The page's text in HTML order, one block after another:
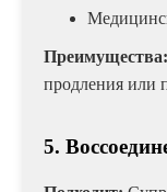
Преимущества:
продления или
5.